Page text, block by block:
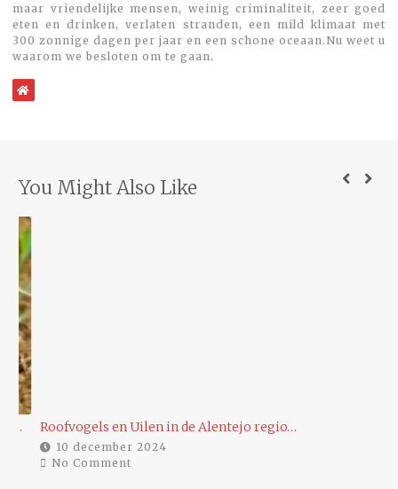
maar vriendelijke mensen, weinig criminaliteit, zeer goed
eten en drinken, verlaten stranden, een mild klimaat met
300 zonnige dagen per jaar en een schone oceaan.Nu weet u
waarom we besloten om te gaan.
You Might Also Like
Roofvogels en Uilen in de Alentejo regio…
10 december 2024
No Comment